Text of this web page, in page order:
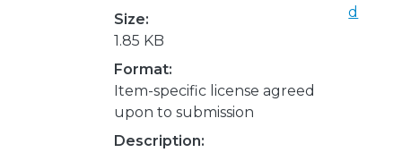
Size:
1.85 KB
Format:
Item-specific license agreed
upon to submission
Description:
d